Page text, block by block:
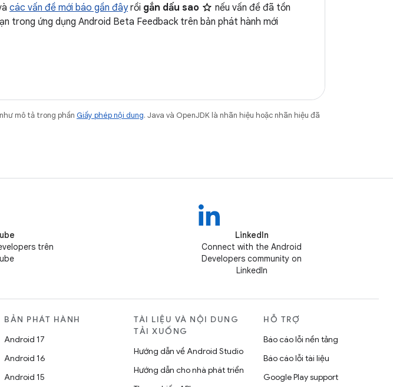
các vấn đề mới báo gần đâyrồi gắn dấu sao
nếu vấn đề đã tồn
trong ứng dụng Android Beta Feedback trên bản phát hành mới
mô tả trong phần Giấy phép nội dung. Java và OpenJDK là nhãn hiệu hoặc nhãn hiệu đã
trên
LinkedIn
Connect with the Android
Developers community on
LinkedIn
BẢN PHÁT HÀNH
Android 17
Android 16
Android 15
TÀI LIỆU VÀ NỘI DUNG
TẢI XUỐNG
Hướng dẫn về Android Studio
Hướng dẫn cho nhà phát triển
HỖ TRỢ
Báo cáo lỗi nền tảng
Báo cáo lỗi tài liệu
Google Play support